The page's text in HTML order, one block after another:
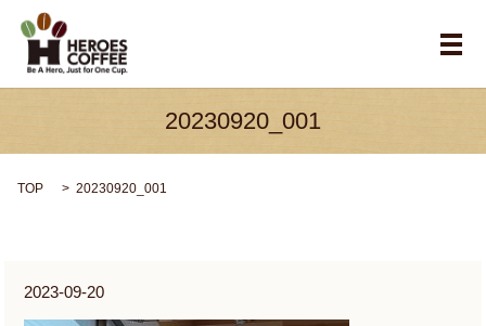
メ
20230920_001
TOP 20230920_001
2023-09-20